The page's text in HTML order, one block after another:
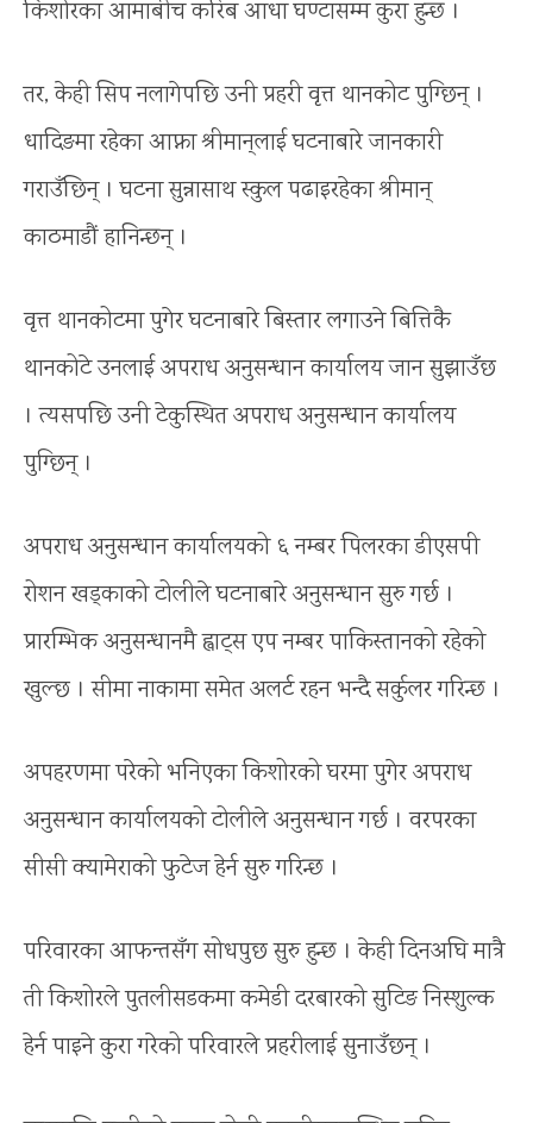
किशोरका आमाबीच करिब आधा घण्टासम्म कुरा हुन्छ ।
तर, केही सिप नलागेपछि उनी प्रहरी वृत्त थानकोट पुग्छिन् ।
धादिङमा रहेका आफ्ना श्रीमान्‌लाई घटनाबारे जानकारी
गराउँछिन् । घटना सुन्नासाथ स्कुल पढाइरहेका श्रीमान्
काठमाडौं हानिन्छन् ।
वृत्त थानकोटमा पुगेर घटनाबारे बिस्तार लगाउने बित्तिकै
थानकोटे उनलाई अपराध अनुसन्धान कार्यालय जान सुझाउँछ
। त्यसपछि उनी टेकुस्थित अपराध अनुसन्धान कार्यालय
पुग्छिन् ।
अपराध अनुसन्धान कार्यालयको ६ नम्बर पिलरका डीएसपी
रोशन खड्काको टोलीले घटनाबारे अनुसन्धान सुरु गर्छ ।
प्रारम्भिक अनुसन्धानमै ह्वाट्स एप नम्बर पाकिस्तानको रहेको
खुल्छ । सीमा नाकामा समेत अलर्ट रहन भन्दै सर्कुलर गरिन्छ ।
अपहरणमा परेको भनिएका किशोरको घरमा पुगेर अपराध
अनुसन्धान कार्यालयको टोलीले अनुसन्धान गर्छ । वरपरका
सीसी क्यामेराको फुटेज हेर्न सुरु गरिन्छ ।
परिवारका आफन्तसँग सोधपुछ सुरु हुन्छ । केही दिनअघि मात्रै
ती किशोरले पुतलीसडकमा कमेडी दरबारको सुटिङ निस्शुल्क
हेर्न पाइने कुरा गरेको परिवारले प्रहरीलाई सुनाउँछन् ।